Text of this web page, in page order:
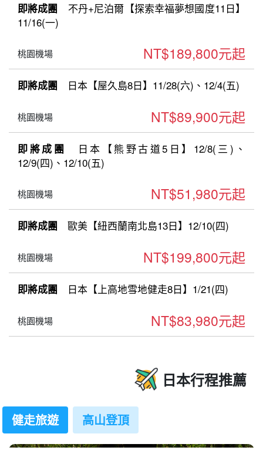
即將成團 不丹+尼泊爾【探索幸福夢想國度11日】
11/16(一)
桃園機場 NT$189,800元起
即將成團 日本【屋久島8日】11/28(六)、12/4(五)
桃園機場 NT$89,900元起
即將成團
日本【熊野古道5日】12/8(三)、
12/9(四)、12/10(五)
桃園機場 NT$51,980元起
即將成團 歐美【紐西蘭南北島13日】12/10(四)
桃園機場 NT$199,800元起
即將成團 日本【上高地雪地健走8日】1/21(四)
桃園機場 NT$83,980元起
日本行程推薦
健走旅遊 高山登頂